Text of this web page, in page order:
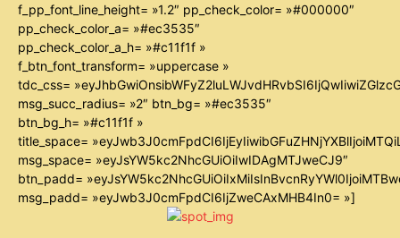
f_pp_font_line_height= »1.2″ pp_check_color= »#000000″
pp_check_color_a= »#ec3535″
pp_check_color_a_h= »#c11f1f »
f_btn_font_transform= »uppercase »
tdc_css=
msg_succ_radius= »2″ btn_bg= »#ec3535″
btn_bg_h= »#c11f1f »
title_space=
msg_space= »eyJsYW5kc2NhcGUiOiIwIDAgMTJweCJ9″
btn_padd=
msg_padd= »eyJwb3J0cmFpdCI6IjZweCAxMHB4In0= »]